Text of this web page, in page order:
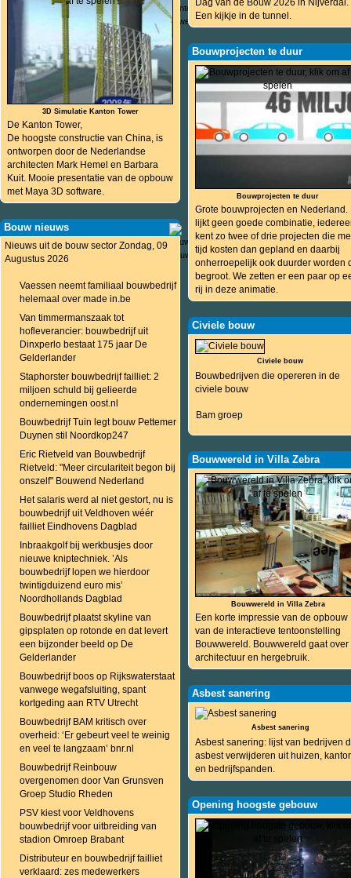
3D Simulatie Kanton Tower
De Kanton Tower,
De hoogste constructie van China, is
ontworpen door de Nederlandse
architecten Mark Hemel en Barbara
Kuit. Mooie presentatie van de opbouw
met Maya 3D software.
Bouw nieuws
Nieuws uit de bouw sector Zondag, 09
Augustus 2026
Vaessen neemt familiaal bouwbedrijf
helemaal over made in.be
Van timmermanszaak tot
hofleverancier: bouwbedrijf uit
Dinxperlo bestaat 175 jaar De
Gelderlander
Staphorster bouwbedrijf failliet: 2
miljoen schuld bij gelieerde
ondernemingen oost.nl
Bouwbedrijf Tuin legt bouw Pettemer
Duynen stil Noordkop247
Eric Rietveld van Bouwbedrijf
Rietveld: "Meer circulariteit begon bij
onszelf" Bouwend Nederland
Het salaris werd al niet gestort, nu is
bouwbedrijf uit Veldhoven wéér
failliet Eindhovens Dagblad
Inbraakgolf bij werkbusjes door
nieuwe kniptechniek. ’Als
bouwbedrijf lopen we hierdoor
twintigduizend euro mis’
Noordhollands Dagblad
Bouwbedrijf plaatst skyline van
gipsplaten op rotonde en dat levert
een bijzonder beeld op De
Gelderlander
Bouwbedrijf boos op Rijkswaterstaat
vanwege wegafsluiting, spant
kortgeding aan RTV Utrecht
Bouwbedrijf BAM kritisch over
overheid: ‘Er gebeurt veel te weinig
en veel te langzaam’ bnr.nl
Bouwbedrijf Reinbouw
overgenomen door Van Grunsven
Groep Studio Rheden
PSV kiest voor Veldhovens
bouwbedrijf voor uitbreiding van
stadion Omroep Brabant
Distributeur en bouwbedrijf failliet
verklaard: zes medewerkers
Dag van de Bouw 2026 in Nijverdal.
Een kijkje in de tunnel.
Bouwprojecten te duur
Bouwprojecten te duur
Grote bouwprojecten en Nederland.
lijkt geen goede combinatie,
kent zo twee of drie projecten die
tijd kosten dan gepland en daarbij
onherroepelijk ook duurder worden
begroot. We zetten er een paar op
rij in deze animatie.
Civiele bouw
Civiele bouw
Bouwbedrijven die opereren in de
civiele bouw
Bam groep
Bouwwereld in Villa Zebra
Bouwwereld in Villa Zebra
Een korte impressie van de opbouw
van de interactieve tentoonstelling
Bouwwereld. Bouwwereld gaat over
architectuur en hergebruik.
Asbest sanering
Asbest sanering
Asbest sanering: lijst van bedrijven
asbest verwijderen uit huizen,
en bedrijfspanden.
Opening hoogste gebouw